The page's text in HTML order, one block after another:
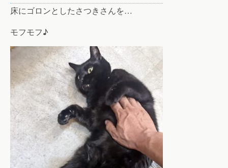
床にゴロンとしたさつきさんを…
モフモフ♪